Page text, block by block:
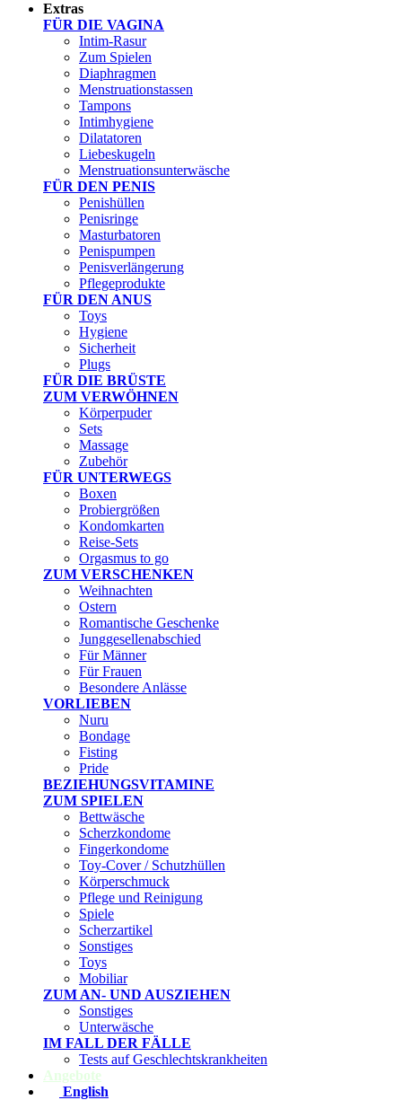
Extras
FÜR DIE VAGINA
Intim-Rasur
Zum Spielen
Diaphragmen
Menstruationstassen
Tampons
Intimhygiene
Dilatatoren
Liebeskugeln
Menstruationsunterwäsche
FÜR DEN PENIS
Penishüllen
Penisringe
Masturbatoren
Penispumpen
Penisverlängerung
Pflegeprodukte
FÜR DEN ANUS
Toys
Hygiene
Sicherheit
Plugs
FÜR DIE BRÜSTE
ZUM VERWÖHNEN
Körperpuder
Sets
Massage
Zubehör
FÜR UNTERWEGS
Boxen
Probiergrößen
Kondomkarten
Reise-Sets
Orgasmus to go
ZUM VERSCHENKEN
Weihnachten
Ostern
Romantische Geschenke
Junggesellenabschied
Für Männer
Für Frauen
Besondere Anlässe
VORLIEBEN
Nuru
Bondage
Fisting
Pride
BEZIEHUNGSVITAMINE
ZUM SPIELEN
Bettwäsche
Scherzkondome
Fingerkondome
Toy-Cover / Schutzhüllen
Körperschmuck
Pflege und Reinigung
Spiele
Scherzartikel
Sonstiges
Toys
Mobiliar
ZUM AN- UND AUSZIEHEN
Sonstiges
Unterwäsche
IM FALL DER FÄLLE
Tests auf Geschlechtskrankheiten
Angebote
English